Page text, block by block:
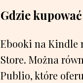
Gdzie
Ebooki na Kindle
Store. Można
Publio, które